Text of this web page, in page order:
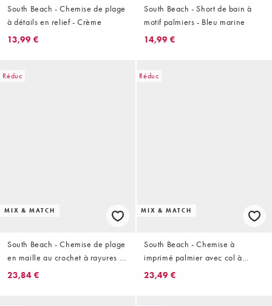
South Beach - Chemise de plage
à détails en relief - Crème
13,99 €
South Beach - Short de bain à
motif palmiers - Bleu marine
14,99 €
Réduc
MIX & MATCH
South Beach - Chemise de plage
en maille au crochet à rayures -
Bleu
23,84 €
Réduc
MIX & MATCH
South Beach - Chemise à
imprimé palmier avec col à
revers - Marron
23,49 €